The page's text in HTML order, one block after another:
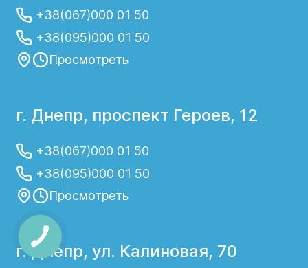
+38(067)000 01 50
+38(095)000 01 50
Просмотреть
г. Днепр, проспект Героев, 12
+38(067)000 01 50
+38(095)000 01 50
Просмотреть
г. Днепр, ул. Калиновая, 70